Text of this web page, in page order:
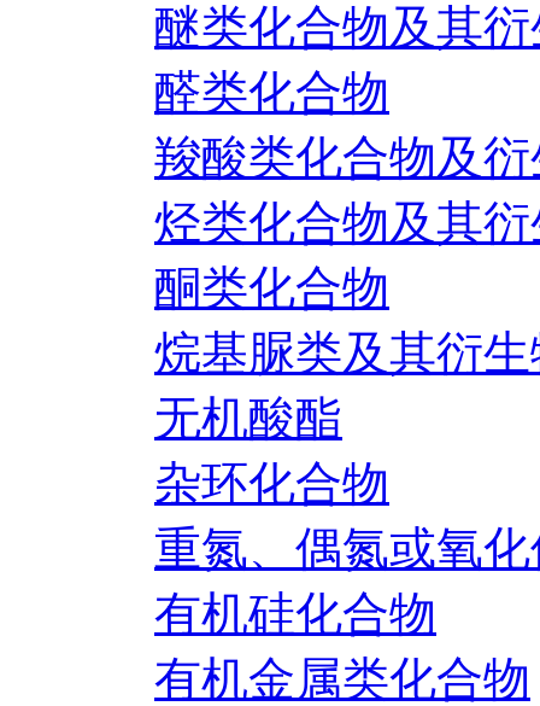
醚类化合物及其
醛类化合物
羧酸类化合物及
烃类化合物及其
酮类化合物
烷基脲类及其衍
无机酸酯
杂环化合物
重氮、偶氮或氧
有机硅化合物
有机金属类化合物